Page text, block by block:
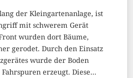
der Kleingartenanlage, ist
mit schwerem Gerät
wurden dort Bäume,
gerodet. Durch den Einsatz
wurde der Boden
erzeugt. Diese…